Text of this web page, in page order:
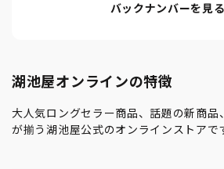
バックナンバーを見る
湖池屋オンラインの特徴
大人気ロングセラー商品、話題の新商品
が揃う湖池屋公式のオンラインストアで